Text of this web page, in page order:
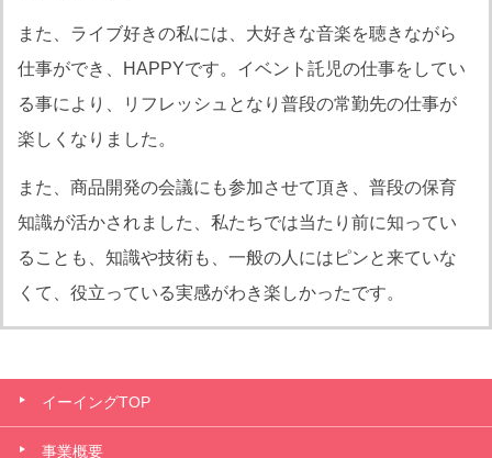
また、ライブ好きの私には、大好きな音楽を聴きながら
仕事ができ、HAPPYです。イベント託児の仕事をしてい
る事により、リフレッシュとなり普段の常勤先の仕事が
楽しくなりました。
また、商品開発の会議にも参加させて頂き、普段の保育
知識が活かされました、私たちでは当たり前に知ってい
ることも、知識や技術も、一般の人にはピンと来ていな
くて、役立っている実感がわき楽しかったです。
イーイングTOP
事業概要